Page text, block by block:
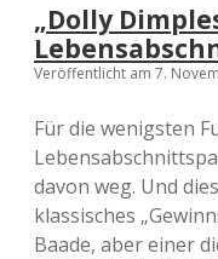
„Dolly
Veröffentlicht am 7.
Für die wenigsten
davon weg. Und
klassisches
Baade, aber einer